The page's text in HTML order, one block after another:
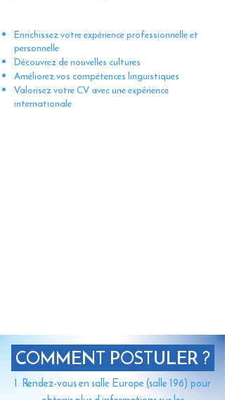
Enrichissez votre expérience professionnelle et
personnelle
Découvrez de nouvelles cultures
Améliorez vos compétences linguistiques
Valorisez votre CV avec une expérience
internationale
COMMENT POSTULER ?
Rendez-vous en salle Europe (salle 196) pour